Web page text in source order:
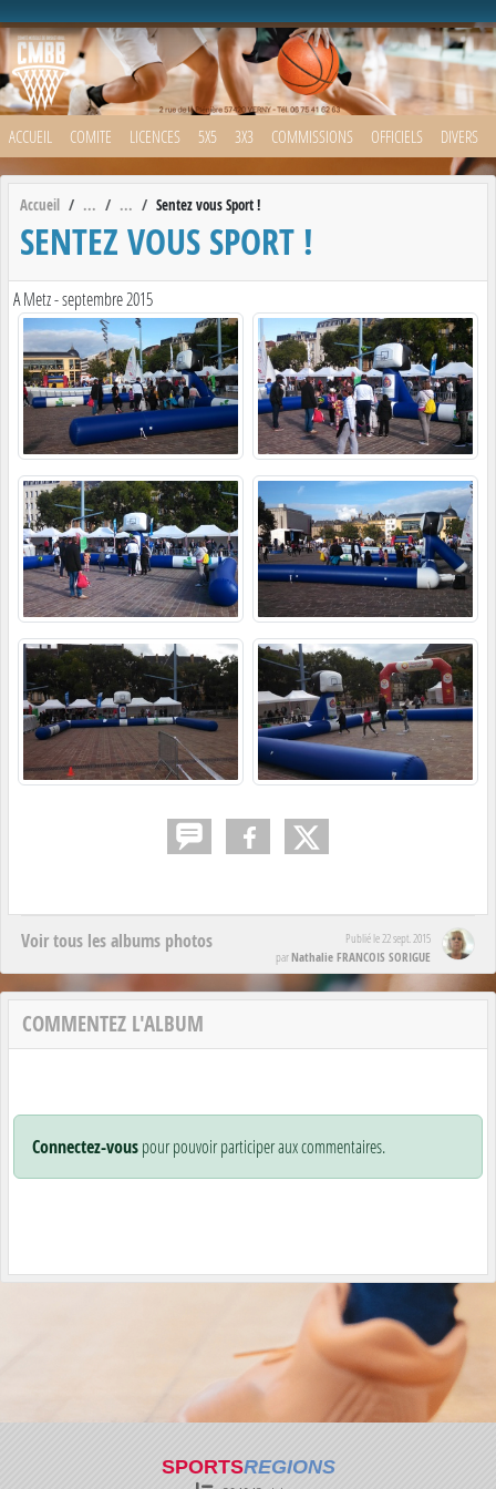
ACCUEIL COMITE LICENCES 5X5 3X3 COMMISSIONS OFFICIELS DIVERS
Accueil Sentez vous Sport !
SENTEZ VOUS SPORT !
A Metz - septembre 2015
Voir tous les albums photos Publié le 22 sept. 2015
parNathalie FRANCOIS SORIGUE
COMMENTEZ L'ALBUM
Connectez-vouspour pouvoir participer aux commentaires.
SPORTSREGIONS